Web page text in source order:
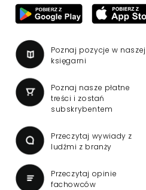
Poznaj pozycje w naszej
księgarni
Poznaj nasze płatne
treści i zostań
subskrybentem
Przeczytaj wywiady z
ludźmi z branży
Przeczytaj opinie
fachowców